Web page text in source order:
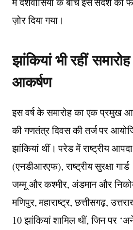
ज़ोर दिया गया।
झांकियां भी रहीं
आकर्षण
इस वर्ष के समारोह का एक प्रमुख
की गणतंत्र दिवस की तर्ज पर
झांकियां थीं। परेड में राष्ट्रीय
(एनडीआरएफ), राष्ट्रीय सुरक्षा
जम्मू और कश्मीर, अंडमान और
मणिपुर, महाराष्ट्र, छत्तीसगढ़,
10 झांकियां शामिल थीं, जिन पर